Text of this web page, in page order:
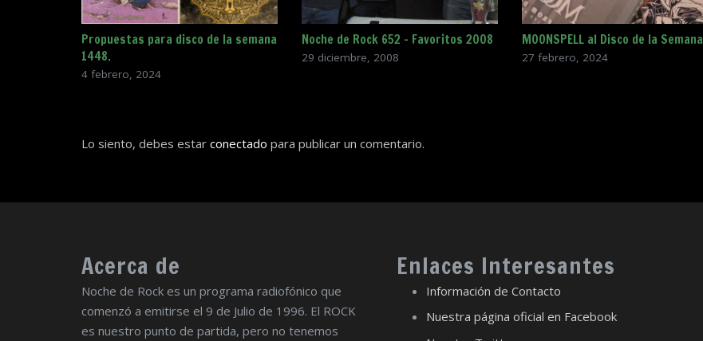
Propuestas para disco de la semana
1448.
4 febrero, 2024
Noche de Rock 652 – Favoritos 2008
29 diciembre, 2008
MOONSPELL al Disco de la Semana
27 febrero, 2024
Lo siento, debes estar conectado para publicar un comentario.
Acerca de
Noche de Rock es un programa radiofónico que
comenzó a emitirse el 9 de Julio de 1996. El ROCK
es nuestro punto de partida, pero no tenemos
Enlaces Interesantes
Información de Contacto
Nuestra página oficial en Facebook